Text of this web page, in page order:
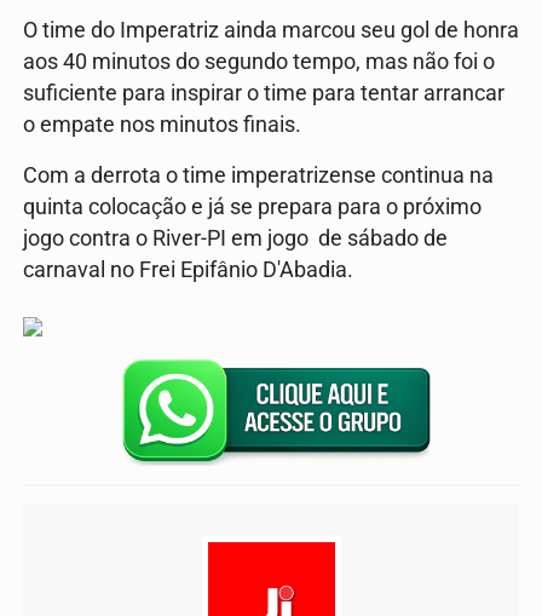
O time do Imperatriz ainda marcou seu gol de honra
aos 40 minutos do segundo tempo, mas não foi o
suficiente para inspirar o time para tentar arrancar
o empate nos minutos finais.
Com a derrota o time imperatrizense continua na
quinta colocação e já se prepara para o próximo
jogo contra o River-PI em jogo de sábado de
carnaval no Frei Epifânio D'Abadia.